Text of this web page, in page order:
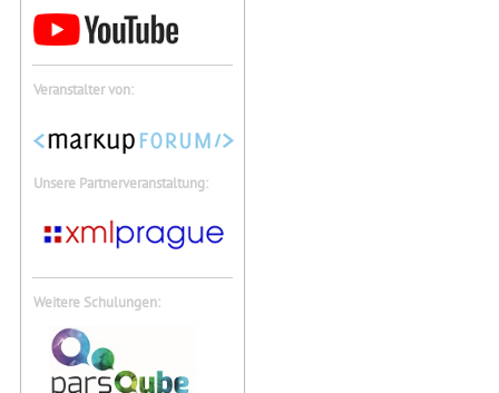
Veranstalter von:
Unsere Partnerveranstaltung:
Weitere Schulungen: